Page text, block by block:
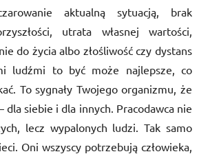
aktualną sytuacją, brak
utrata własnej wartości,
do życia albo złośliwość czy dystans
ludźmi to być może najlepsze, co
To sygnały Twojego organizmu, że
dla siebie i dla innych. Pracodawca nie
lecz wypalonych ludzi. Tak samo
Oni wszyscy potrzebują człowieka,